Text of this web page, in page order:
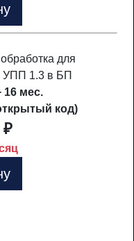
для
УПП 1.3 в БП
16 мес.
код)
₽